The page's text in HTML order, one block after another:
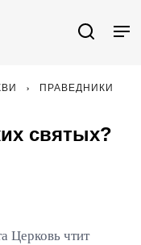
ПРАВЕДНИКИ
святых?
Церковь чтит